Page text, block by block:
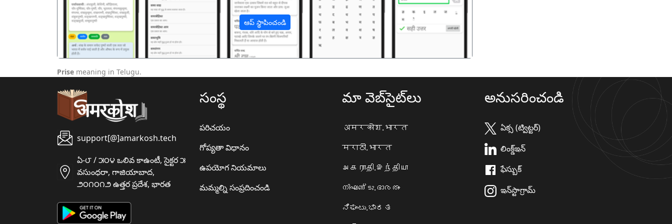
ఆప్ స్థాపించండి
Prise meaning in Telugu.
support[@]amarkosh.tech
ఏ-౮ / ౫౦౪ ఒలివ కాఉంటీ, సైక్టర ౫
వసుంధరా, గాజియాబాద,
౨౦౧౦౧౨ ఉత్తర ప్రదేశ, భారత
సంస్థ
పరిచయం
గోప్యతా విధానం
ఉపయోగ నియమాలు
మమ్మల్ని సంప్రదించండి
మా వెబ్‌సైట్‌లు
अमरकोश.भारत
मराठी.भारत
அகராதி.இந்தியா
നിഘണ്ടു.ഭാരതം
ನಿಘಂಟು.ಭಾರತ
అనుసరించండి
ఏక్స (ట్విట్టర్)
లింక్డ్ఇన్
ఫేస్బుక్
ఇన్‌స్టాగ్రామ్